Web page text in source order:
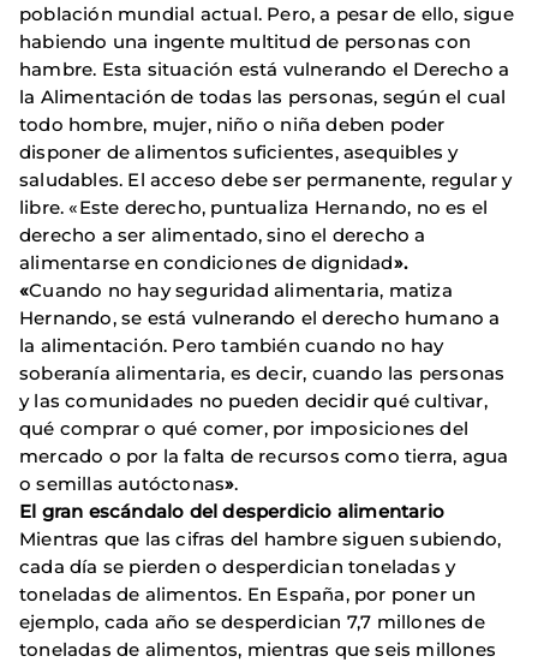
población mundial actual. Pero, a pesar de ello, sigue
habiendo una ingente multitud de personas con
hambre. Esta situación está vulnerando el Derecho a
la Alimentación de todas las personas, según el cual
todo hombre, mujer, niño o niña deben poder
disponer de alimentos suficientes, asequibles y
saludables. El acceso debe ser permanente, regular y
libre. «Este derecho, puntualiza Hernando, no es el
derecho a ser alimentado, sino el derecho a
alimentarse en condiciones de dignidad».
«Cuando no hay seguridad alimentaria, matiza
Hernando, se está vulnerando el derecho humano a
la alimentación. Pero también cuando no hay
soberanía alimentaria, es decir, cuando las personas
y las comunidades no pueden decidir qué cultivar,
qué comprar o qué comer, por imposiciones del
mercado o por la falta de recursos como tierra, agua
o semillas autóctonas».
El gran escándalo del desperdicio alimentario
Mientras que las cifras del hambre siguen subiendo,
cada día se pierden o desperdician toneladas y
toneladas de alimentos. En España, por poner un
ejemplo, cada año se desperdician 7,7 millones de
toneladas de alimentos, mientras que seis millones